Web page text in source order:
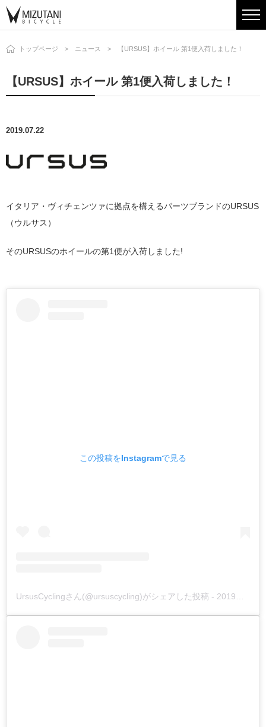
トップページ ニュース 【URSUS】ホイール 第1便入荷しました！
【URSUS】ホイール 第1便入荷しました！
2019.07.22
イタリア・ヴィチェンツァに拠点を構えるパーツブランドのURSUS
（ウルサス）
そのURSUSのホイールの第1便が入荷しました!
この投稿をInstagramで見る
UrsusCyclingさん(@ursuscycling)がシェアした投稿 - 2019年 7月月12日午前12時51分PDT